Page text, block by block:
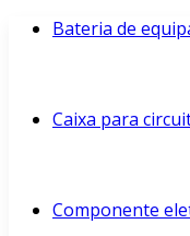
Bateria de
Caixa para
Componente